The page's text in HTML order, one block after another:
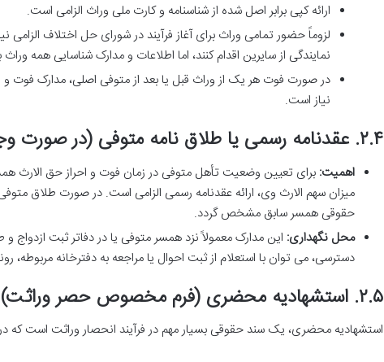
ارائه کپی برابر اصل شده از شناسنامه و کارت ملی وراث الزامی است.
لزوماً حضور تمامی وراث برای آغاز فرآیند در شورای حل اختلاف الزامی
نمایندگی از سایرین اقدام کنند، اما اطلاعات و مدارک شناسایی همه وراث
در صورت فوت هر یک از وراث قبل یا بعد از متوفی اصلی، مدارک فوت و
نیاز است.
۲.۴. عقدنامه رسمی یا طلاق نامه متوفی (در صورت وجود همسر/طلاق)
اهمیت: برای تعیین وضعیت تأهل متوفی در زمان فوت و احراز حق الارث
میزان سهم الارث وی، ارائه عقدنامه رسمی الزامی است. در صورت طلاق
حقوقی همسر سابق مشخص گردد.
محل نگهداری: این مدارک معمولاً نزد همسر متوفی یا در دفاتر ثبت
دسترسی، می توان با استعلام از ثبت احوال یا مراجعه به دفترخانه مربوطه،
۲.۵. استشهادیه محضری (فرم مخصوص حصر وراثت)
استشهادیه محضری، یک سند حقوقی بسیار مهم در فرآیند انحصار وراثت است که